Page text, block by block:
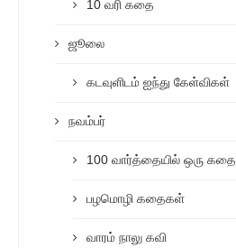
10 வரி கதை
ஜூலை
கடவுளிடம் ஐந்து கேள்விகள்
நவம்பர்
100 வார்த்தையில் ஒரு கதை
பழமொழி கதைகள்
வாரம் நாலு கவி